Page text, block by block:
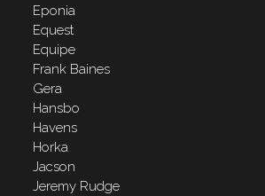
Eponia
Equest
Equipe
Frank Baines
Gera
Hansbo
Havens
Horka
Jacson
Jeremy Rudge